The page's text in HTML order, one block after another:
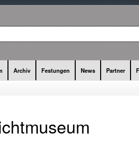
Archiv Festungen News Partner